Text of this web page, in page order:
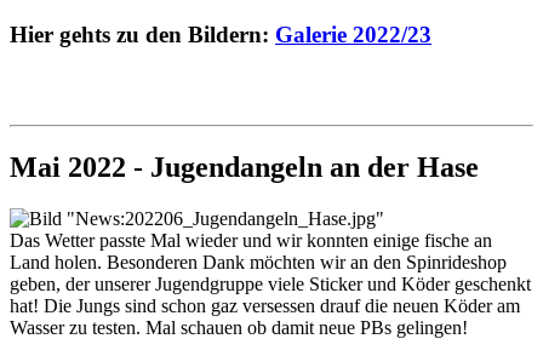
Hier gehts zu den Bildern: Galerie 2022/23
Mai 2022 - Jugendangeln an der Hase
Das Wetter passte Mal wieder und wir konnten einige fische an
Land holen. Besonderen Dank möchten wir an den Spinrideshop
geben, der unserer Jugendgruppe viele Sticker und Köder geschenkt
hat! Die Jungs sind schon gaz versessen drauf die neuen Köder am
Wasser zu testen. Mal schauen ob damit neue PBs gelingen!